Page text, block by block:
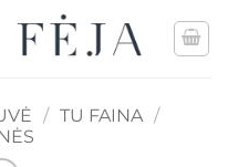
/ TU FAINA /